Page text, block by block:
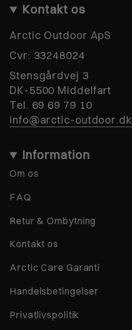
Kontakt os
Arctic Outdoor ApS
Cvr: 33248024
Stensgårdvej 3
DK-5500 Middelfart
Tel. 69 69 79 10
info@arctic-outdoor.dk
Information
Om os
FAQ
Retur & Ombytning
Kontakt os
Arctic Care Garanti
Handelsbetingelser
Privatlivspolitik